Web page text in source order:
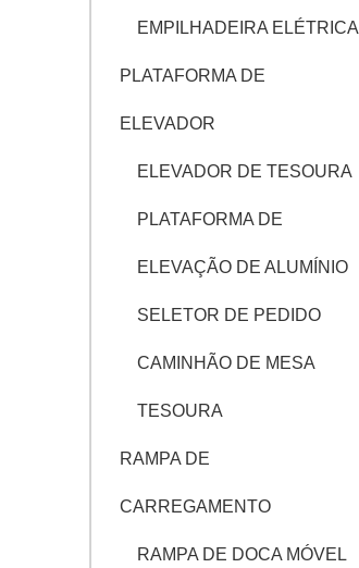
EMPILHADEIRA ELÉTRICA
PLATAFORMA DE
ELEVADOR
ELEVADOR DE TESOURA
PLATAFORMA DE
ELEVAÇÃO DE ALUMÍNIO
SELETOR DE PEDIDO
CAMINHÃO DE MESA
TESOURA
RAMPA DE
CARREGAMENTO
RAMPA DE DOCA MÓVEL